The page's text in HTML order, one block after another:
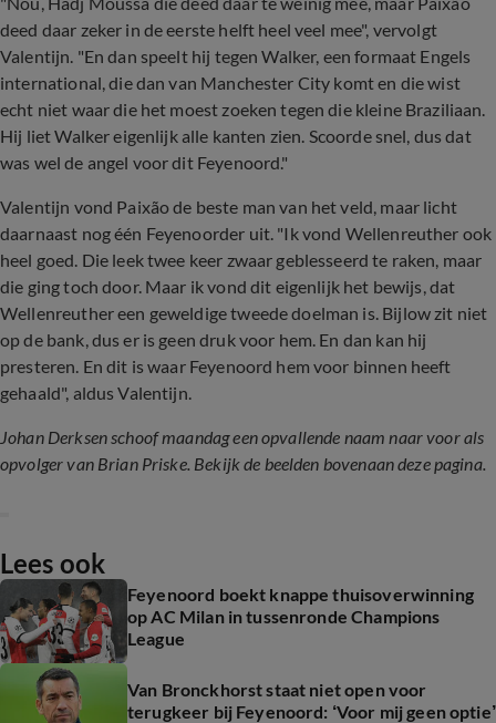
deed daar zeker in de eerste helft heel veel mee", vervolgt
Valentijn. "En dan speelt hij tegen Walker, een formaat Engels
international, die dan van Manchester City komt en die wist
echt niet waar die het moest zoeken tegen die kleine Braziliaan.
Hij liet Walker eigenlijk alle kanten zien. Scoorde snel, dus dat
was wel de angel voor dit Feyenoord."
Valentijn vond Paixão de beste man van het veld, maar licht
daarnaast nog één Feyenoorder uit. "Ik vond Wellenreuther ook
heel goed. Die leek twee keer zwaar geblesseerd te raken, maar
die ging toch door. Maar ik vond dit eigenlijk het bewijs, dat
Wellenreuther een geweldige tweede doelman is. Bijlow zit niet
op de bank, dus er is geen druk voor hem. En dan kan hij
presteren. En dit is waar Feyenoord hem voor binnen heeft
gehaald", aldus Valentijn.
Johan Derksen schoof maandag een opvallende naam naar voor als
opvolger van Brian Priske. Bekijk de beelden bovenaan deze pagina.
Lees ook
Feyenoord boekt knappe thuisoverwinning
op AC Milan in tussenronde Champions
League
Van Bronckhorst staat niet open voor
terugkeer bij Feyenoord: ‘Voor mij geen optie’